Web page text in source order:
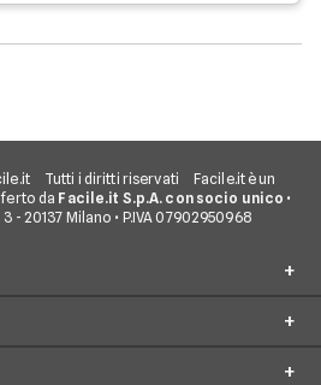
Tutti i diritti riservati
Facile.it è un
da Facile.it S.p.A. con socio unico •
- 20137 Milano • P.IVA 07902950968